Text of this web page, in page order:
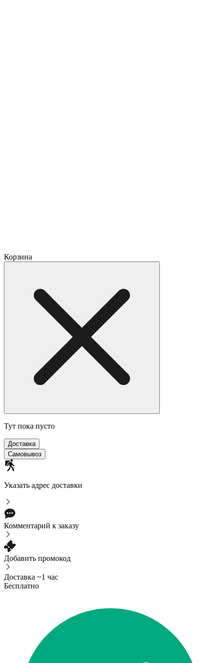
Корзина
Тут пока пусто
Доставка
Самовывоз
Указать адрес доставки
Комментарий к заказу
Добавить промокод
Доставка ~1 час
Бесплатно